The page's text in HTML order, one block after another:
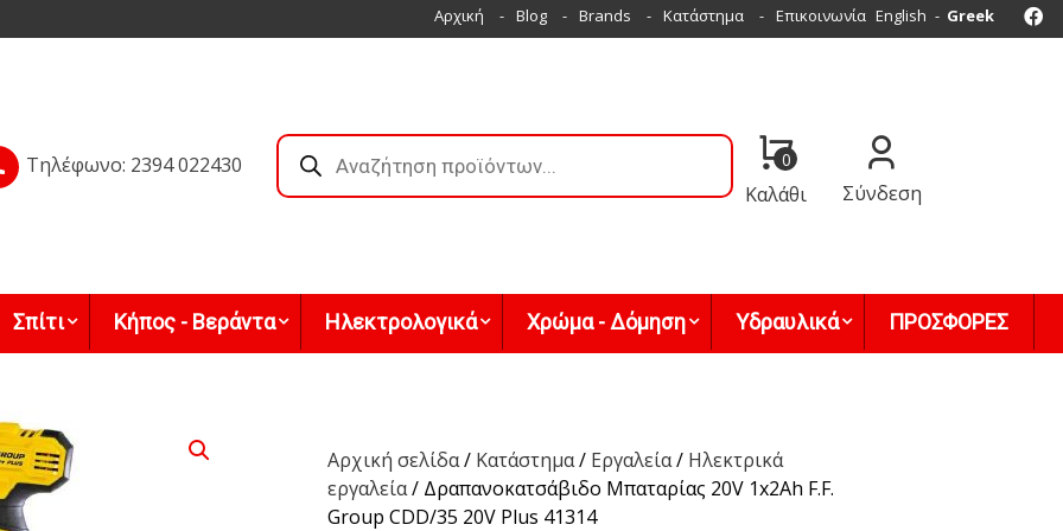
Αρχική Blog Brands Κατάστημα Επικοινωνία English Greek
Τηλέφωνο: 2394 022430
Products
search 0
Καλάθι Σύνδεση
Σπίτι Κήπος - Βεράντα Ηλεκτρολογικά Χρώμα - Δόμηση Υδραυλικά ΠΡΟΣΦΟΡΕΣ
Αρχική σελίδα/ Κατάστημα/ Εργαλεία/ Ηλεκτρικά
εργαλεία/ Δραπανοκατσάβιδο Μπαταρίας 20V 1x2Ah F.F.
Group CDD/35 20V Plus 41314